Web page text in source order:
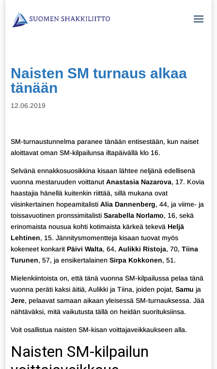
Naisten SM turnaus alkaa
tänään
12.06.2019
SM-turnaustunnelma paranee tänään entisestään, kun naiset
aloittavat oman SM-kilpailunsa iltapäivällä klo 16.
Selvänä ennakkosuosikkina kisaan lähtee neljänä edellisenä
vuonna mestaruuden voittanut Anastasia Nazarova, 17. Kovia
haastajia hänellä kuitenkin riittää, sillä mukana ovat
viisinkertainen hopeamitalisti Alia Dannenberg, 44, ja viime- ja
toissavuotinen pronssimitalisti Sarabella Norlamo, 16, sekä
erinomaista nousua kohti kotimaista kärkeä tekevä Heljä
Lehtinen, 15. Jännitysmomentteja kisaan tuovat myös
kokeneet konkarit Päivi Walta, 64, Aulikki Ristoja, 70, Tiina
Turunen, 57, ja ensikertalainen Sirpa Kokkonen, 51.
Mielenkiintoista on, että tänä vuonna SM-kilpailussa pelaa tänä
vuonna peräti kaksi äitiä, Aulikki ja Tiina, joiden pojat, Samu ja
Jere, pelaavat samaan aikaan yleisessä SM-turnauksessa. Jää
nähtäväksi, mitä vaikutusta tällä on heidän suorituksiinsa.
Voit osallistua naisten SM-kisan voittajaveikkaukseen alla.